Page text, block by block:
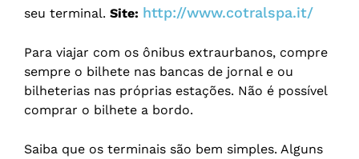
seu terminal. Site: http://www.cotralspa.it/
Para viajar com os ônibus extraurbanos, compre
sempre o bilhete nas bancas de jornal e ou
bilheterias nas próprias estações. Não é possível
comprar o bilhete a bordo.
Saiba que os terminais são bem simples. Alguns